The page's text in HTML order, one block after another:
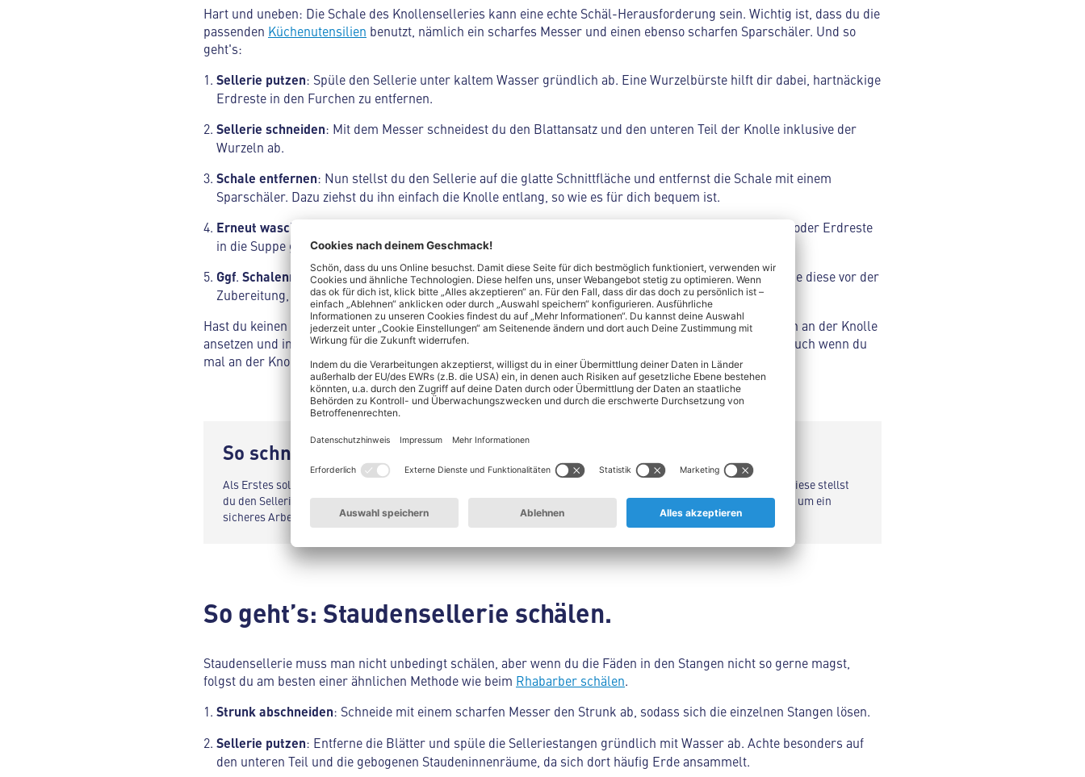
Hart und uneben: Die Schale des Knollenselleries kann eine echte Schäl-Herausforderung sein. Wichtig ist, dass du die
passenden Küchenutensilien benutzt, nämlich ein scharfes Messer und einen ebenso scharfen Sparschäler. Und so
geht's:
Sellerie putzen: Spüle den Sellerie unter kaltem Wasser gründlich ab. Eine Wurzelbürste hilft dir dabei, hartnäckige
Erdreste in den Furchen zu entfernen.
Sellerie schneiden: Mit dem Messer schneidest du den Blattansatz und den unteren Teil der Knolle inklusive der
Wurzeln ab.
Schale entfernen: Nun stellst du den Sellerie auf die glatte Schnittfläche und entfernst die Schale mit einem
Sparschäler. Dazu ziehst du ihn einfach die Knolle entlang, so wie es für dich bequem ist.
Erneut waschen
: Nun wäschst du den Sellerie noch einmal ab, damit auch keine ungewollten Blätter oder Erdreste
in die Suppe gelangen.
Ggf. Schalenresteentfernen: Kontrolliere die Sellerieknolle auf Schalenreste oder Augen und entferne diese vor der
Zubereitung, falls nötig.
Hast du keinen Sparschäler zur Hand, kannst du auch ein Gemüsemesser nehmen. Wichtig: Hierbei oben an der Knolle
ansetzen und in Bahnen nach unten schneiden. So stellst du sicher, dass du dich nicht selbst verletzt – auch wenn du
mal an der Knolle abrutschst.
So schneidest du Knollensellerie vor dem Schälen.
Als Erstes solltest du den Wurzel- und den Blattansatz abschneiden, um eine flache Schnittfläche zu schaffen. Auf diese stellst
du den Sellerie, damit er beim Schneiden nicht wegrutscht. Beginne dann mit gleichmäßigen, vertikalen Schnitten, um ein
sicheres Arbeiten zu gewährleisten.
So geht’s: Staudensellerie schälen.
Staudensellerie muss man nicht unbedingt schälen, aber wenn du die Fäden in den Stangen nicht so gerne magst,
folgst du am besten einer ähnlichen Methode wie beim Rhabarber schälen.
Strunkabschneiden: Schneide mit einem scharfen Messer den Strunk ab, sodass sich die einzelnen Stangen lösen.
Sellerie putzen: Entferne die Blätter und spüle die Selleriestangen gründlich mit Wasser ab. Achte besonders auf
den unteren Teil und die gebogenen Staudeninnenräume, da sich dort häufig Erde ansammelt.